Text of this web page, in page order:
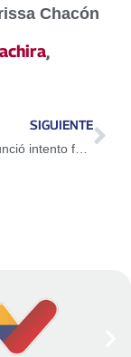
Chacón
,
SIGUIENTE
Quevedo denunció intento fallido de saboteo en planta de llenado de PDVSA en Carabobo